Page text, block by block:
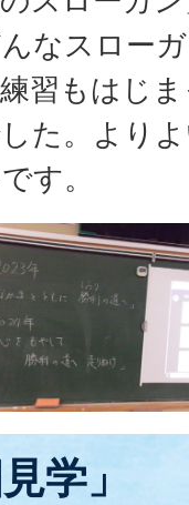
なスロー
習もはじ
た。より
す。
学」